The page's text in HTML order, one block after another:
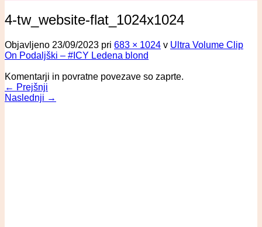
4-tw_website-flat_1024x1024
Objavljeno 23/09/2023 pri 683 × 1024 v Ultra Volume Clip
On Podaljški – #ICY Ledena blond
Komentarji in povratne povezave so zaprte.
← Prejšnji
Naslednji →